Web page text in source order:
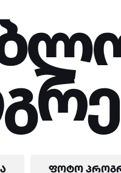
ᲤᲝᲢᲝ